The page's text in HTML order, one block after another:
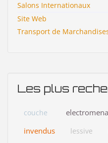
Salons Internationaux
Site Web
Transport de
Les plus
couche
invendus lessive